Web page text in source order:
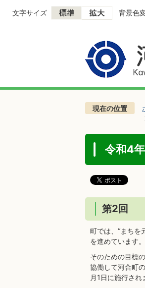
文字サイズ 背景色
現在の位置
令和4
第2回
町では、“まちを
を進めています。
そのための目標
協働して河合町
月1日に施行され